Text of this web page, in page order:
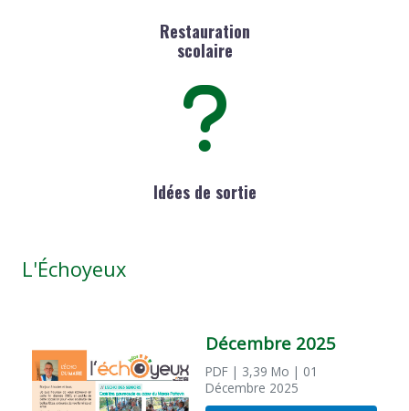
Restauration
scolaire
Idées de sortie
L'Échoyeux
Décembre 2025
PDF | 3,39 Mo | 01
Décembre 2025